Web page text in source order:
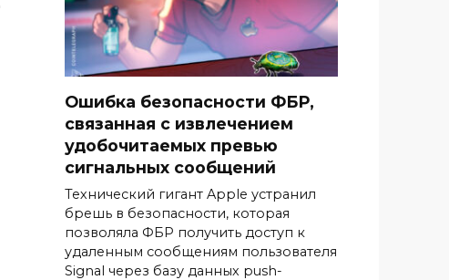
Ошибка безопасности ФБР,
связанная с извлечением
удобочитаемых превью
сигнальных сообщений
Технический гигант Apple устранил
брешь в безопасности, которая
позволяла ФБР получить доступ к
удаленным сообщениям пользователя
Signal через базу данных push-